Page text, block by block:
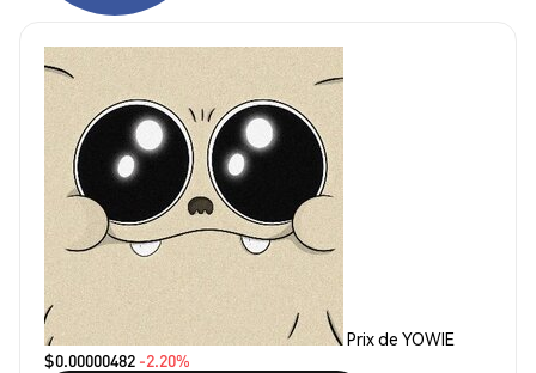
Prix de YOWIE
$0.00000482 -2.20%